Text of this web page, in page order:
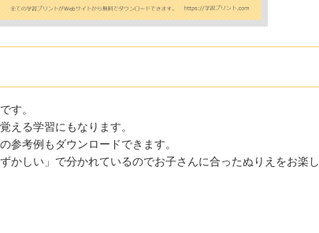
す。
える学習にもなります。
参考例もダウンロードできます。
かしい」で分かれているのでお子さんに合ったぬりえをお楽し